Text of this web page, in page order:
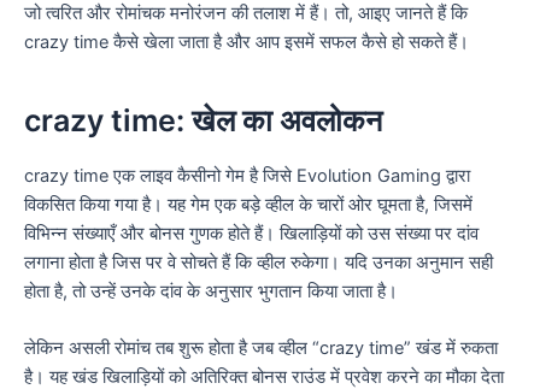
जो त्वरित और रोमांचक मनोरंजन की तलाश में हैं। तो, आइए जानते हैं कि
crazy time कैसे खेला जाता है और आप इसमें सफल कैसे हो सकते हैं।
crazy time: खेल का अवलोकन
crazy time एक लाइव कैसीनो गेम है जिसे Evolution Gaming द्वारा
विकसित किया गया है। यह गेम एक बड़े व्हील के चारों ओर घूमता है, जिसमें
विभिन्न संख्याएँ और बोनस गुणक होते हैं। खिलाड़ियों को उस संख्या पर दांव
लगाना होता है जिस पर वे सोचते हैं कि व्हील रुकेगा। यदि उनका अनुमान सही
होता है, तो उन्हें उनके दांव के अनुसार भुगतान किया जाता है।
लेकिन असली रोमांच तब शुरू होता है जब व्हील “crazy time” खंड में रुकता
है। यह खंड खिलाड़ियों को अतिरिक्त बोनस राउंड में प्रवेश करने का मौका देता